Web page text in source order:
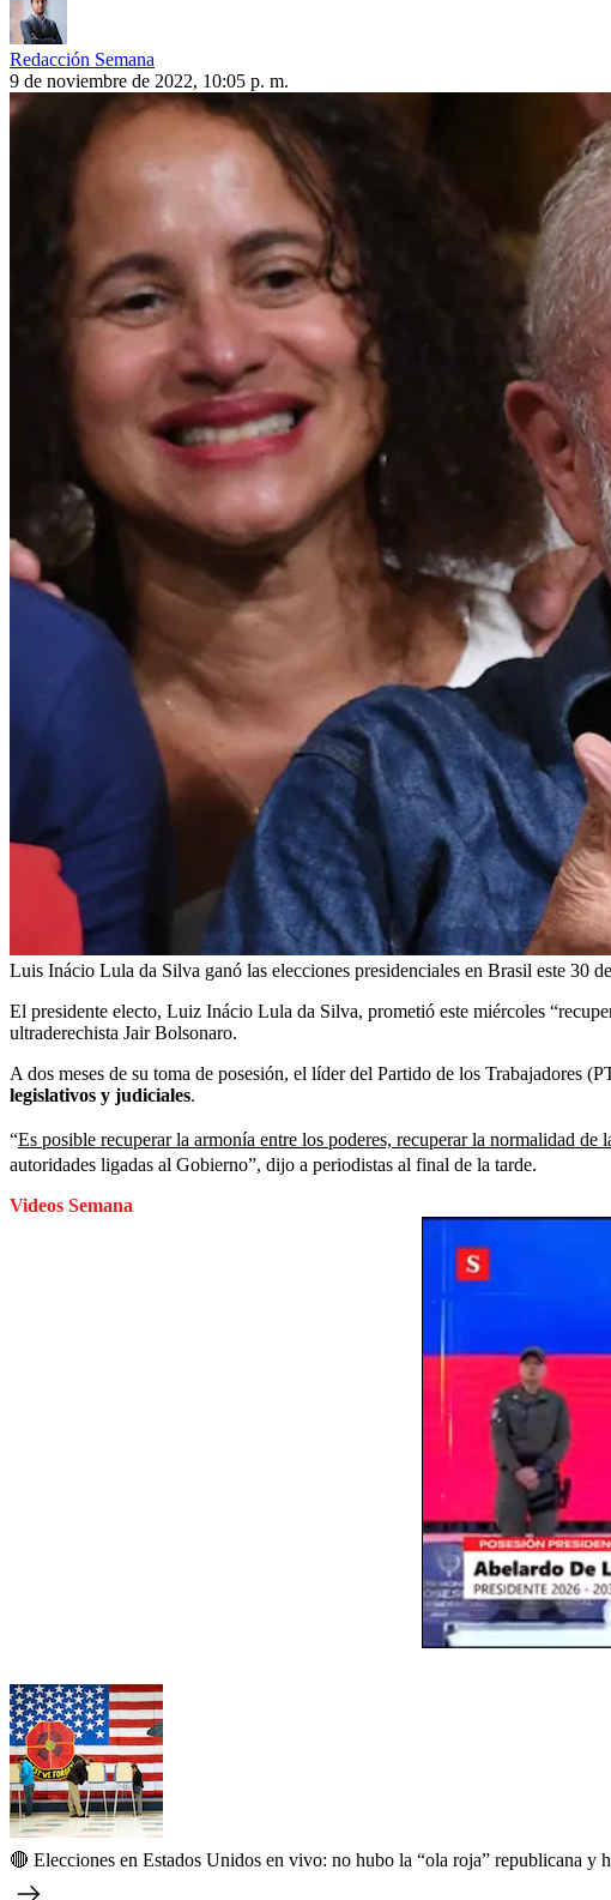
Redacción Semana
9 de noviembre de 2022, 10:05 p. m.
Luis Inácio Lula da Silva ganó las elecciones presidenciales en Brasil este 30
El presidente electo, Luiz Inácio Lula da Silva, prometió este miércoles
ultraderechista Jair Bolsonaro.
A dos meses de su toma de posesión, el líder del Partido de los Trabajadores
legislativos y judiciales.
“Es posible recuperar la armonía entre los poderes, recuperar la normalidad de
autoridades ligadas al Gobierno”, dijo a periodistas al final de la tarde.
Videos Semana
🔴 Elecciones en Estados Unidos en vivo: no hubo la “ola roja” republicana y